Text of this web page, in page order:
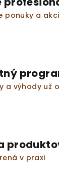
ponuky a
a výhody už
v praxi